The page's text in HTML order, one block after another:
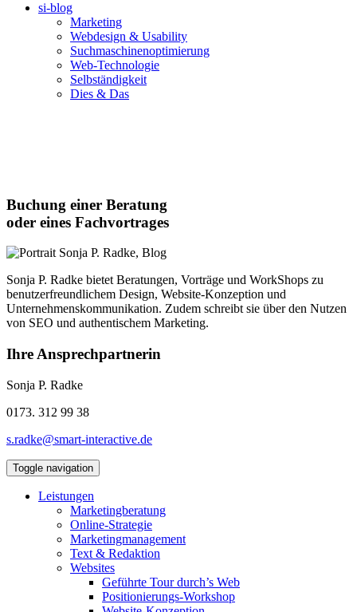
si-blog
Marketing
Webdesign & Usability
Suchmaschinenoptimierung
Web-Technologie
Selbständigkeit
Dies & Das
Buchung einer Beratung
oder eines Fachvortrages
Sonja P. Radke bietet Beratungen, Vorträge und WorkShops zu
benutzerfreundlichem Design, Website-Konzeption und
Unternehmenskommunikation. Zudem schreibt sie über den Nutzen
von SEO und authentischem Marketing.
Ihre Ansprechpartnerin
Sonja P. Radke
0173. 312 99 38
s.radke@smart-interactive.de
Toggle navigation
Leistungen
Marketingberatung
Online-Strategie
Marketingmanagement
Text & Redaktion
Websites
Geführte Tour durch’s Web
Positionierungs-Workshop